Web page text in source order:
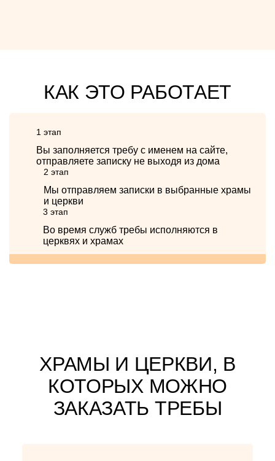
КАК ЭТО РАБОТАЕТ
1 этап
Вы заполняется требу с именем на сайте,
отправляете записку не выходя из дома
2 этап
Мы отправляем записки в выбранные храмы
и церкви
3 этап
Во время служб требы исполняются в
церквях и храмах
ХРАМЫ И ЦЕРКВИ, В
КОТОРЫХ МОЖНО
ЗАКАЗАТЬ ТРЕБЫ